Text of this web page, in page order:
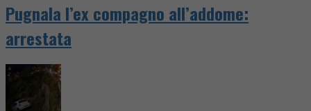
Pugnala l’ex compagno all’addome:
arrestata